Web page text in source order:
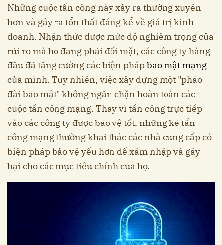
Những cuộc tấn công này xảy ra thường xuyên
hơn và gây ra tổn thất đáng kể về giá trị kinh
doanh. Nhận thức được mức độ nghiêm trọng của
rủi ro mà họ đang phải đối mặt, các công ty hàng
đầu đã tăng cường các biện phápbảo mật mạng
của mình. Tuy nhiên, việc xây dựng một "pháo
đài bảo mật" không ngăn chặn hoàn toàn các
cuộc tấn công mạng. Thay vì tấn công trực tiếp
vào các công ty được bảo vệ tốt, những kẻ tấn
công mạng thường khai thác các nhà cung cấp có
biện pháp bảo vệ yếu hơn để xâm nhập và gây
hại cho các mục tiêu chính của họ.